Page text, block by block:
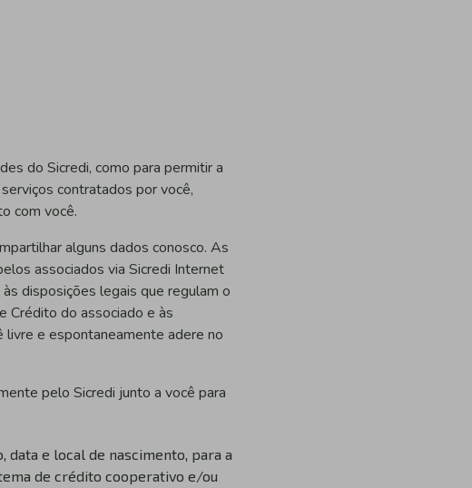
do Sicredi, como para permitir a
contratados por você,
com você.
alguns dados conosco. As
associados via Sicredi Internet
disposições legais que regulam o
Crédito do associado e às
livre e espontaneamente adere no
pelo Sicredi junto a você para
data e local de nascimento, para a
de crédito cooperativo e/ou